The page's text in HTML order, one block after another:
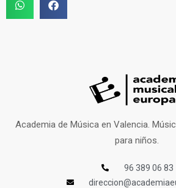
Academia de Música en Valencia.
para niños.
96 389 06 83